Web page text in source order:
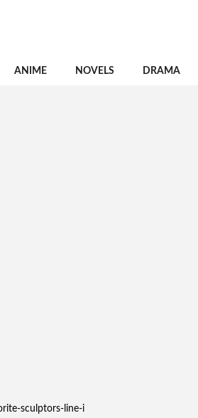
ANIME NOVELS DRAMA
sculptors-line-i